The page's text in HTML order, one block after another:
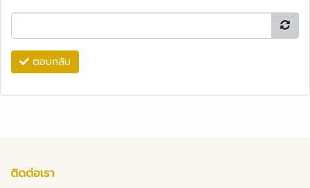
ตอบกลับ
ติดต่อเรา